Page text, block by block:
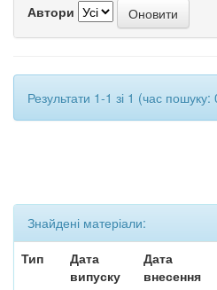
Автори
Результати 1-1 зі 1 (час
Знайдені матеріали:
Тип
Дата
випуску
Дата
внесення